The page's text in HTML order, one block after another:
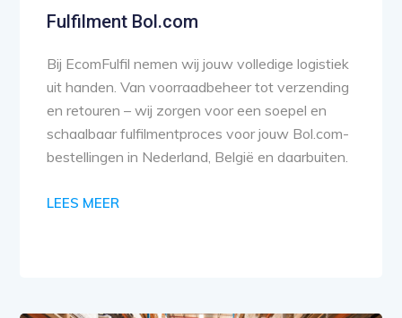
Fulfilment Bol.com
Bij EcomFulfil nemen wij jouw volledige logistiek
uit handen. Van voorraadbeheer tot verzending
en retouren – wij zorgen voor een soepel en
schaalbaar fulfilmentproces voor jouw Bol.com-
bestellingen in Nederland, België en daarbuiten.
LEES MEER